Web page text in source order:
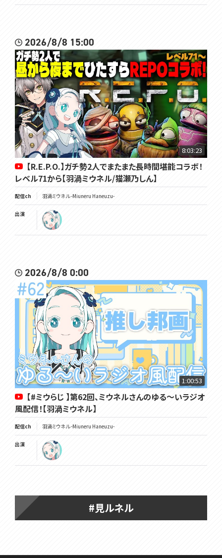
2026/8/8 15:00
8:03:23
【R.E.P.O.】ガチ勢2人でまたまた長時間堪能コラボ！
レベル71から【羽渦ミウネル/猫瀬乃しん】
配信ch 羽渦ミウネル -Miuneru Haneuzu-
出演
2026/8/8 0:00
1:00:53
【#ミウらじ 】第62回、ミウネルさんのゆる～いラジオ
風配信！【羽渦ミウネル】
配信ch 羽渦ミウネル -Miuneru Haneuzu-
出演
#見ルネル